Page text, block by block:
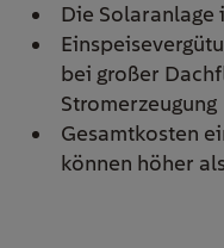
Die Solaranlage
bei großer
Stromerzeugung
Gesamtkosten
können höher